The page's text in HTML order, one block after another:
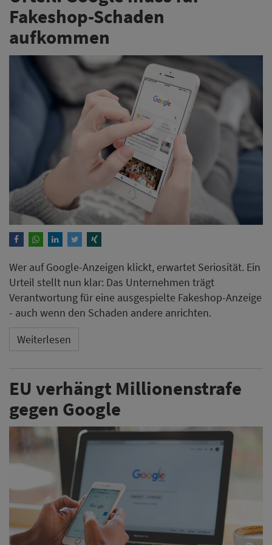
Fakeshop-Schaden
aufkommen
Wer auf Google-Anzeigen klickt, erwartet Seriosität. Ein
Urteil stellt nun klar: Das Unternehmen trägt
Verantwortung für eine ausgespielte Fakeshop-Anzeige
- auch wenn den Schaden andere anrichten.
Weiterlesen
EU verhängt Millionenstrafe
gegen Google